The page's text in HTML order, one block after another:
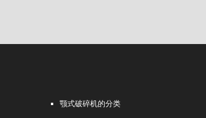
颚式破碎机的分类